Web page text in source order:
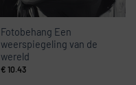
Fotobehang Een
weerspiegeling van de
wereld
€ 10.43